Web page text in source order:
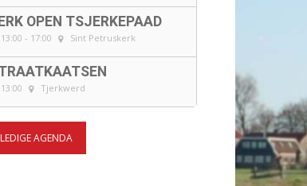
OPEN TSJERKEPAAD
13:00 - 17:00 Sint Petruskerk
13:00 Tjerkwerd
AGENDA